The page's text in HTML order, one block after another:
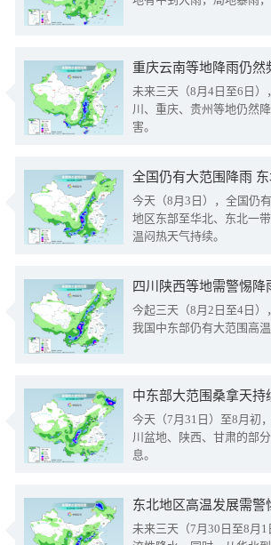
重庆云南等地降雨仍然
未来三天（8月4日至6日
川、重庆、贵州等地仍然
害。
全国仍有大范围降雨
今天（8月3日），全国仍
地区东部至华北、东北一
温闷热天气持续。
今起三天（8月2日至4日
我国中东部仍有大范围高
中东部大范围桑拿天
今天（7月31日）至8月初
川盆地、陕西、甘肃的部
息。
东北地区高温发展需
未来三天（7月30日至8月